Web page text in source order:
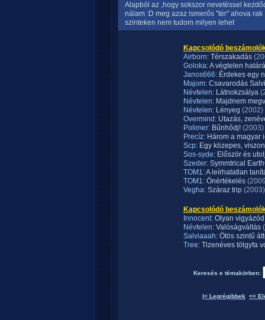
Alapból az ,hogy sokszor nevetèssel
nálam :D meg azaz ismerős "tèr" ahova
szinteken nem tudom milyen lehet
Kapcsolódó
Airborn: Térszakadás
Goloka: A végtelen
Janos666: Érdekes egy
Majom: Csavarodás
Névtelen: Látnokzsálya
Névtelen: Majdnem
Névtelen: Lényeg (2002)
Overmind : Utazás,
Polimer: Bűnhődj! (2003)
Precíz: Három a magyar
Scp: Egy közepes,
Sos-syde: Először és
Szeder: Symmtrical
TOM1: A leírhatatlan
TOM1: Önértékelés
Vegha: Száraz trip (2003)
Kapcsolódó
Innocent: Olyan
Névtelen: Valóságváltás
Salviaaah: Ötös szintű
Tree: Tizenéves tölgyfa
Keresés e témakörben:
|< Legrégibbek <<